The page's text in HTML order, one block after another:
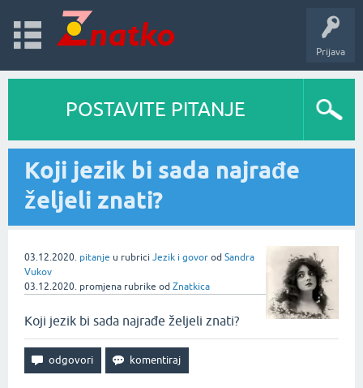
Prijava
POSTAVITE PITANJE
Koji jezik bi sada najrađe
željeli znati?
03.12.2020. pitanje u rubrici Jezik i govor od Sandra
Vukov
03.12.2020. promjena rubrike od Znatkica
Koji jezik bi sada najrađe željeli znati?